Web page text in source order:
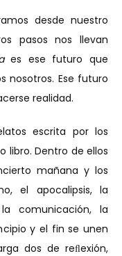
desde nuestro
pasos nos llevan
es ese futuro que
nosotros. Ese futuro
realidad.
escrita por los
libro. Dentro de ellos
mañana y los
el apocalipsis, la
comunicación, la
y el fin se unen
dos de reﬂexión,